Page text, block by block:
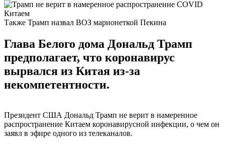
Также Трамп назвал ВОЗ марионеткой Пекина
Глава Белого дома Дональд Трамп
предполагает, что коронавирус
вырвался из Китая из-за
некомпетентности.
Президент США Дональд Трамп не верит в намеренное
распространение Китаем коронавирусной инфекции, о чем он
заявл в эфире одного из телеканалов.